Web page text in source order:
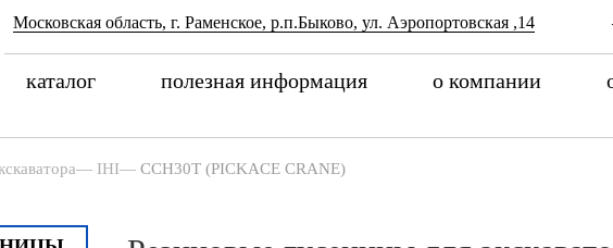
Московская область, г. Раменское, р.п.Быково, ул. Аэропортовская ,14
каталог полезная информация о компании
— IHI— CCH30T (PICKACE CRANE)